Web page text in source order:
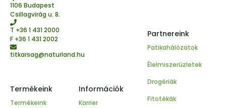
1106 Budapest
Csillagvirág u. 8.
T +36 1 431 2000
F +36 1 431 2002
titkarsag@naturland.hu
Termékeink
Termékeink
Információk
Karrier
Partnereink
Patikahálózatok
Élelmiszerüzletek
Drogériák
Fitotékák